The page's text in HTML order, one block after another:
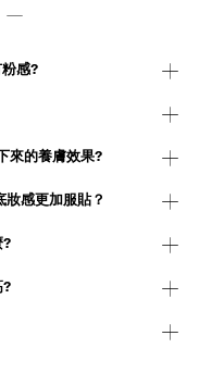
感?
來的養膚效果?
感更加服貼？
?
?